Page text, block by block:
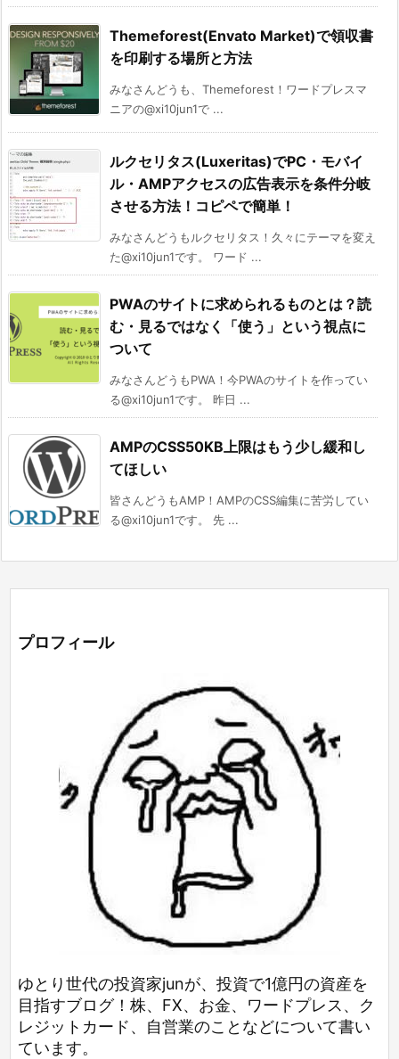
Themeforest(Envato Market)で領収書
を印刷する場所と方法
みなさんどうも、Themeforest！ワードプレスマ
ニアの@xi10jun1で ...
ルクセリタス(Luxeritas)でPC・モバイ
ル・AMPアクセスの広告表示を条件分岐
させる方法！コピペで簡単！
みなさんどうもルクセリタス！久々にテーマを変え
た@xi10jun1です。 ワード ...
PWAのサイトに求められるものとは？読
む・見るではなく「使う」という視点に
ついて
みなさんどうもPWA！今PWAのサイトを作ってい
る@xi10jun1です。 昨日 ...
AMPのCSS50KB上限はもう少し緩和し
てほしい
皆さんどうもAMP！AMPのCSS編集に苦労してい
る@xi10jun1です。 先 ...
プロフィール
ゆとり世代の投資家junが、投資で1億円の資産を
目指すブログ！株、FX、お金、ワードプレス、ク
レジットカード、自営業のことなどについて書い
ています。